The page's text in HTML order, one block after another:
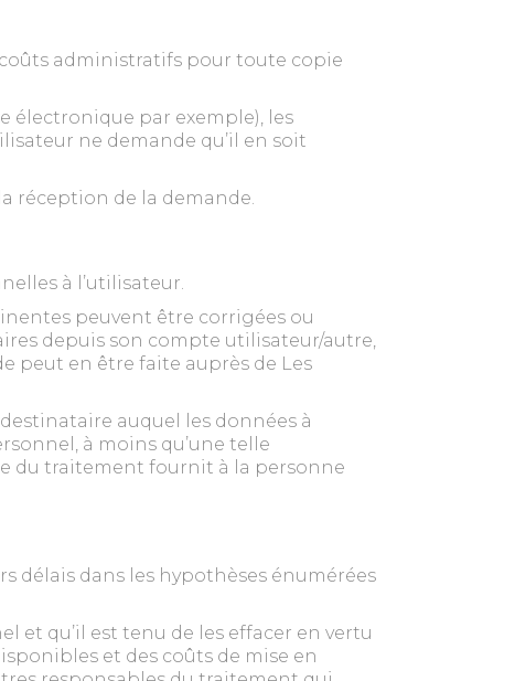
administratifs pour toute copie
électronique par exemple), les
ne demande qu’il en soit
réception de la demande.
à l’utilisateur.
peuvent être corrigées ou
depuis son compte utilisateur/autre,
peut en être faite auprès de Les
auquel les données à
à moins qu’une telle
du traitement fournit à la personne
délais dans les hypothèses énumérées
et qu’il est tenu de les effacer en vertu
et des coûts de mise en